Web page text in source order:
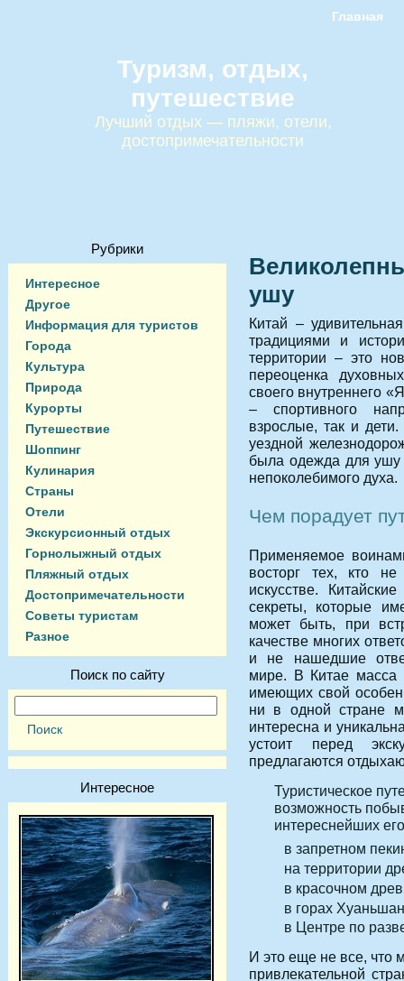
Главная
Туризм, отдых,
путешествие
Лучший отдых — пляжи, отели,
достопримечательности
Рубрики
Интересное
Другое
Информация для туристов
Города
Культура
Природа
Курорты
Путешествие
Шоппинг
Кулинария
Страны
Отели
Экскурсионный отдых
Горнолыжный отдых
Пляжный отдых
Достопримечательности
Советы туристам
Разное
Поиск по сайту
Интересное
ушу
Китай –
традициями и
территории – это
переоценка
своего внутреннего
– спортивного
взрослые, так и
уездной
была одежда для ушу
непоколебимого духа.
Чем порадует
Применяемое
восторг тех, кто
искусстве.
секреты, которые
может быть, при
качестве многих
и не нашедшие
мире. В Китае масса
имеющих свой
ни в одной стране
интересна и
устоит перед
предлагаются
Туристическое
возможность
интереснейших
в запретном
на территории
в красочном
в горах
в Центре по
И это еще не все, что
привлекательной